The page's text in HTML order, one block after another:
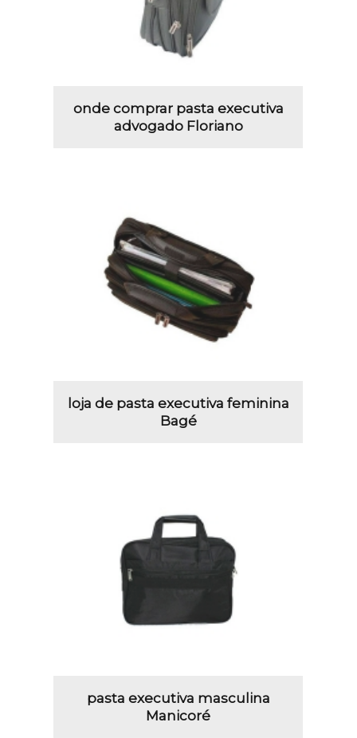
onde comprar pasta executiva
advogado Floriano
loja de pasta executiva feminina
Bagé
pasta executiva masculina
Manicoré